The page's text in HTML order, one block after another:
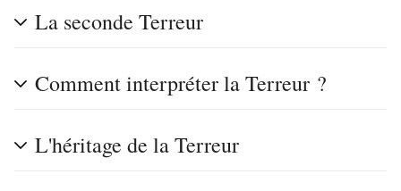
La seconde Terreur
Comment interpréter la Terreur ?
L'héritage de la Terreur